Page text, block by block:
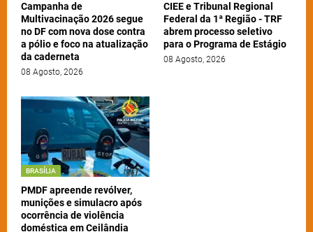
Campanha de
Multivacinação 2026 segue
no DF com nova dose contra
a pólio e foco na atualização
da caderneta
08 Agosto, 2026
CIEE e Tribunal Regional
Federal da 1ª Região - TRF
abrem processo seletivo
para o Programa de Estágio
08 Agosto, 2026
BRASÍLIA
PMDF apreende revólver,
munições e simulacro após
ocorrência de violência
doméstica em Ceilândia